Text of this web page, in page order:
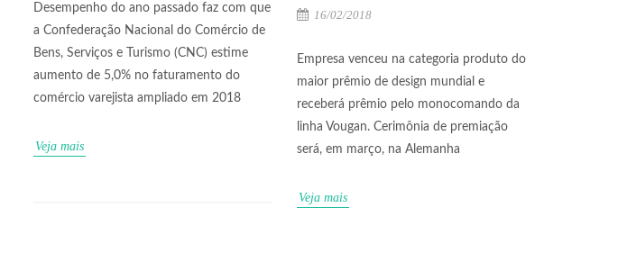
Desempenho do ano passado faz com que
a Confederação Nacional do Comércio de
Bens, Serviços e Turismo (CNC) estime
aumento de 5,0% no faturamento do
comércio varejista ampliado em 2018
Veja mais
16/02/2018
Empresa venceu na categoria produto do
maior prêmio de design mundial e
receberá prêmio pelo monocomando da
linha Vougan. Cerimônia de premiação
será, em março, na Alemanha
Veja mais